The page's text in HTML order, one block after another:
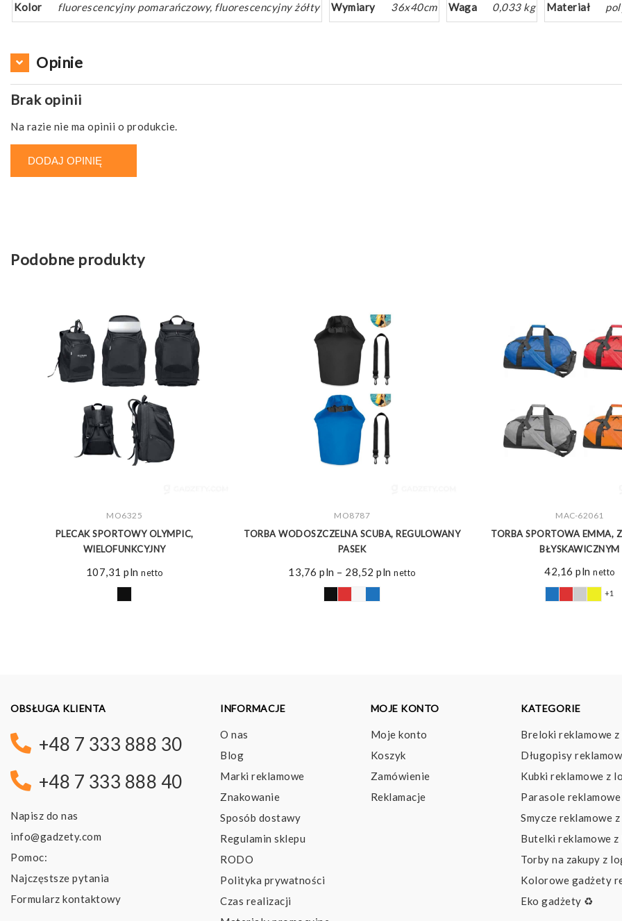
Kolor fluorescencyjny pomarańczowy, fluorescencyjny żółty Wymiary 36x40cm Waga 0,033 kg Materiał
Opinie
Brak opinii
Na razie nie ma opinii o produkcie.
DODAJ OPINIĘ
Podobne produkty
ZOBACZ WIĘCEJ
MO6325
PLECAK SPORTOWY OLYMPIC,
WIELOFUNKCYJNY
107,31 pln netto
ZOBACZ WIĘCEJ
MO8787
TORBA WODOSZCZELNA SCUBA, REGULOWANY
PASEK
13,76pln – 28,52pln Zakres
netto
ZOBACZ WIĘCEJ
MAC-62061
TORBA SPORTOWA EMMA,
BŁYSKAWICZNYM
42,16pln netto
+1
OBSŁUGA KLIENTA
+48 7 333 888 30
+48 7 333 888 40
Napisz do nas
info@gadzety.com
Pomoc:
Najczęstsze pytania
Formularz kontaktowy
INFORMACJE
O nas
Blog
Marki reklamowe
Znakowanie
Sposób dostawy
Regulamin sklepu
RODO
Polityka prywatności
Czas realizacji
MOJE KONTO
Moje konto
Koszyk
Zamówienie
Reklamacje
KATEGORIE
Breloki reklamowe
Długopisy
Kubki reklamowe z
Parasole
Smycze reklamowe
Butelki reklamowe z
Torby na zakupy z
Kolorowe gadżety
Eko gadżety ♻️